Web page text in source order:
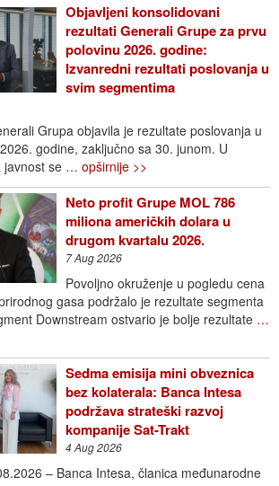
Objavljeni konsolidovani
rezultati Generali Grupe za prvu
polovinu 2026. godine:
Izvanredni rezultati poslovanja u
svim segmentima
Grupa objavila je rezultate poslovanja u
godine, zaključno sa 30. junom. U
javnost se … opširnije >>
Neto profit Grupe MOL 786
miliona američkih dolara u
drugom kvartalu 2026.
7 Aug 2026
Povoljno okruženje u pogledu cena
gasa podržalo je rezultate segmenta
Downstream ostvario je bolje rezultate …
Sedma emisija mini obveznica
bez kolaterala: Banca Intesa
podržava strateški razvoj
kompanije Sat-Trakt
4 Aug 2026
– Banca Intesa, članica međunarodne